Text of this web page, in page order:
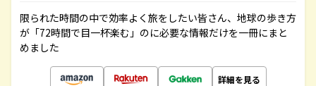
限られた時間の中で効率よく旅をしたい皆さん、地球の歩き方
が「72時間で目一杯楽む」のに必要な情報だけを一冊にまと
めました
詳細を見る